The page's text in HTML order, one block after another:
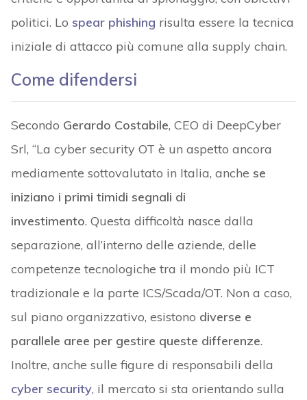
politici. Lo spear phishing risulta essere la tecnica
iniziale di attacco più comune alla supply chain.
Come difendersi
Secondo Gerardo Costabile, CEO di DeepCyber
Srl, “La cyber security OT è un aspetto ancora
mediamente sottovalutato in Italia, anche se
iniziano i primi timidi segnali di
investimento. Questa difficoltà nasce dalla
separazione, all’interno delle aziende, delle
competenze tecnologiche tra il mondo più ICT
tradizionale e la parte ICS/Scada/OT. Non a caso,
sul piano organizzativo, esistono diverse e
parallele aree per gestire queste differenze.
Inoltre, anche sulle figure di responsabili della
cyber security, il mercato si sta orientando sulla